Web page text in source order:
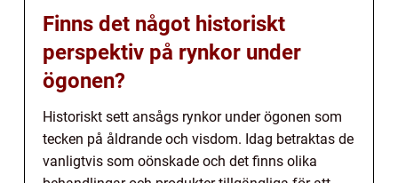
Finns det något historiskt
perspektiv på rynkor under
ögonen?
Historiskt sett ansågs rynkor under ögonen som
tecken på åldrande och visdom. Idag betraktas de
vanligtvis som oönskade och det finns olika